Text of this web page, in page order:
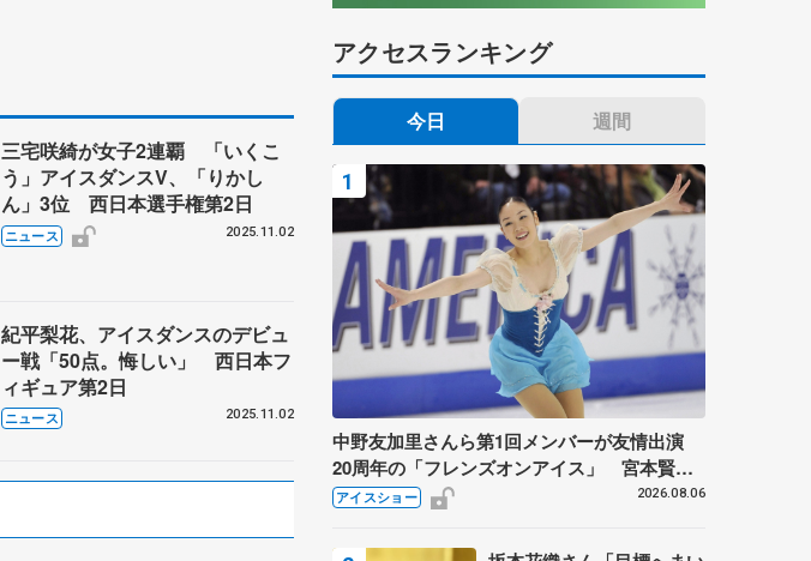
三宅咲綺が女子2連覇 「いくこ
う」アイスダンスV、「りかし
ん」3位 西日本選手権第2日
ニュース 2025.11.02
紀平梨花、アイスダンスのデビュ
ー戦「50点。悔しい」 西日本フ
ィギュア第2日
ニュース 2025.11.02
アクセスランキング
今日 週間
中野友加里さんら第1回メンバーが友情出演
20周年の「フレンズオンアイス」 宮本賢二
さん、有川梨絵さん、田村岳斗さんも
アイスショー 2026.08.06